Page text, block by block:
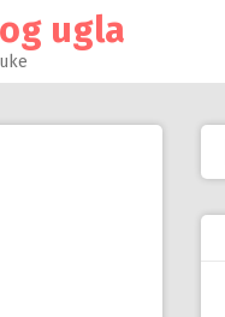
ugla